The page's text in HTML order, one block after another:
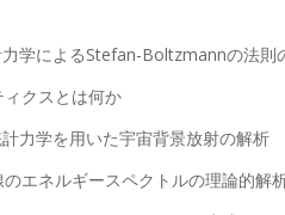
学によるStefan-Boltzmannの法則
ィクスとは何か
力学を用いた宇宙背景放射の解析
エネルギースペクトルの理論的解